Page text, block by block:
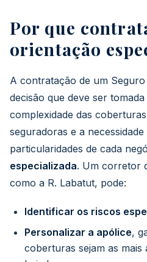
Por que
orientação
A contratação de um
decisão que deve ser
complexidade das
seguradoras e a
particularidades de cada
especializada. Um corretor
como a R. Labatut, pode:
Identificar os riscos
Personalizar a apólice,
coberturas sejam as mais